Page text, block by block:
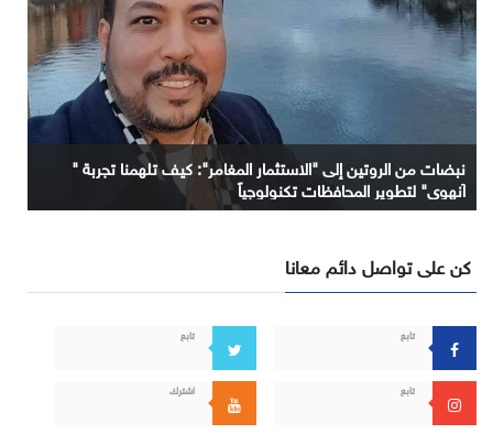
نبضات من الروتين إلى "الاستثمار المغامر": كيف تلهمنا تجربة "
آنهوي" لتطوير المحافظات تكنولوجياً
كن على تواصل دائم معانا
تابع تابع
تابع اشترك